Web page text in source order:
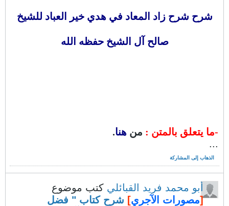
شرح شرح زاد المعاد في هدي خير العباد للشيخ
صالح آل الشيخ حفظه الله
-ما يتعلق بالمتن : من هنا.
...
الذهاب إلى المشاركة
أبو محمد فريد القبائلي كتب موضوع
[مصورات الآجري] شرح كتاب " فضل